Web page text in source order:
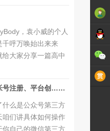
，袁小威的个人
千呼万唤始出来来
给大家分享一篇高中
号注册、平台创……
什么是公众号第三方
咱们讲具体如何操作
你自己的微信第三方